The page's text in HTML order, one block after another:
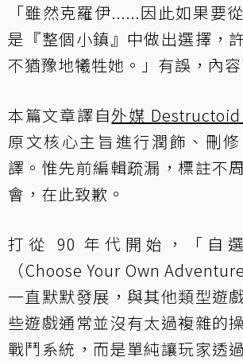
「雖然克羅伊......因此如果要
是『整個小鎮』中做出選擇，
不猶豫地犧牲她。」有誤，內容
本篇文章譯自外媒 Destructoid
原文核心主旨進行潤飾、刪
譯。惟先前編輯疏漏，標註不
會，在此致歉。
打從 90 年代開始，「自
（Choose Your Own
一直默默發展，與其他類型遊
些遊戲通常並沒有太過複雜的
戰鬥系統，而是單純讓玩家透